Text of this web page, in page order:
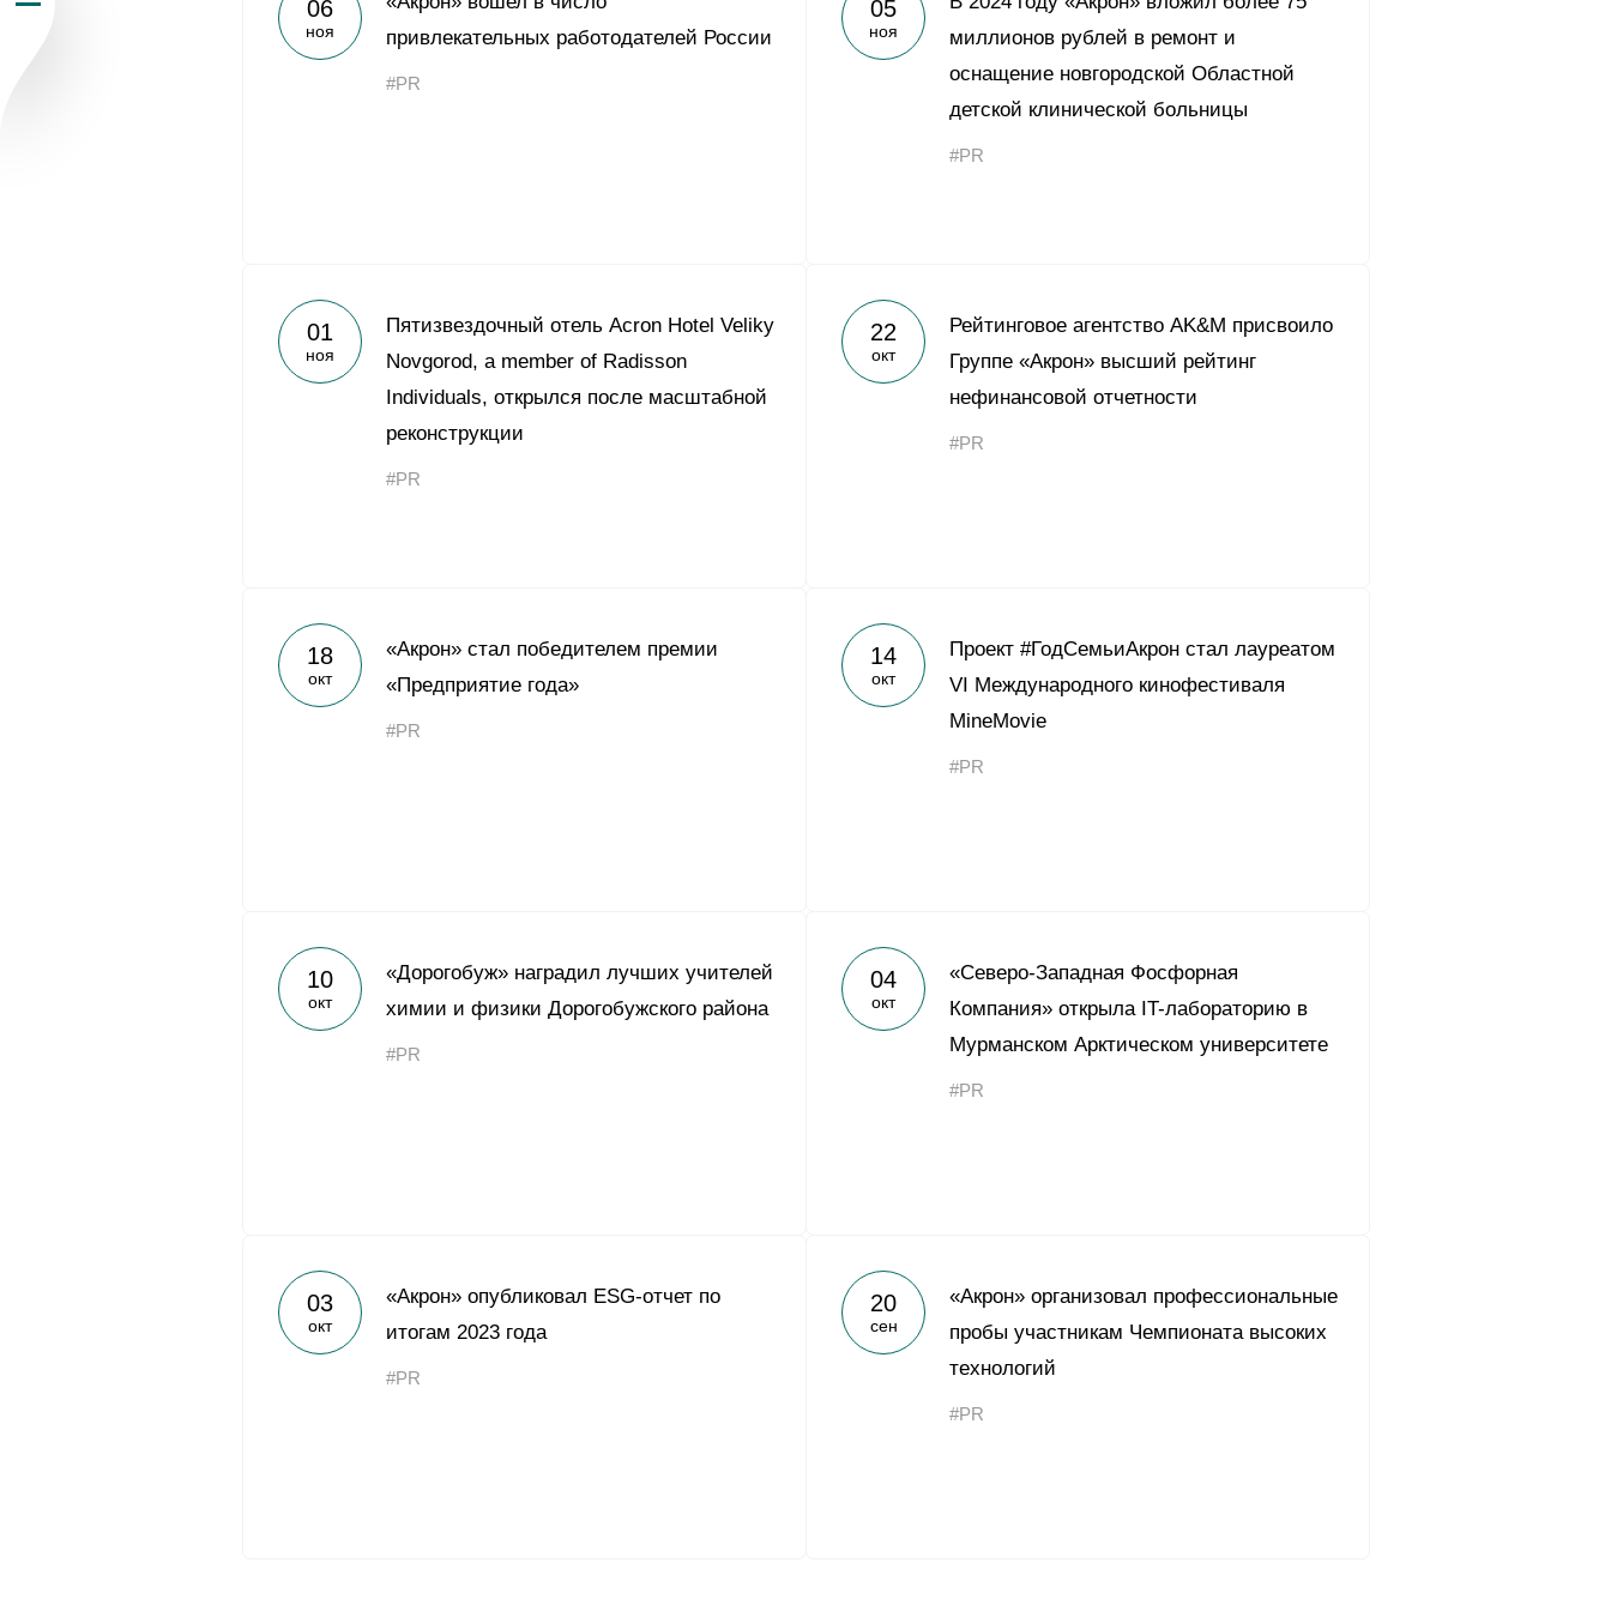
Yong Sheng Feng
Acron Argentina S.R.L
Acron Brasil Ltda.
ООО «Плодородие»
Пресс-центр
06
ноя
привлекательных работодателей России
#PR
05
ноя
миллионов рублей в ремонт и
оснащение новгородской Областной
детской клинической больницы
#PR
01
ноя
Пятизвездочный отель Acron Hotel Veliky
Novgorod, a member of Radisson
Individuals, открылся после масштабной
реконструкции
#PR
22
окт
Рейтинговое агентство AK&M присвоило
Группе «Акрон» высший рейтинг
нефинансовой отчетности
#PR
18
окт
«Акрон» стал победителем премии
«Предприятие года»
#PR
14
окт
Проект #ГодСемьиАкрон стал лауреатом
VI Международного кинофестиваля
MineMovie
#PR
10
окт
«Дорогобуж» наградил лучших учителей
химии и физики Дорогобужского района
#PR
04
окт
«Северо-Западная Фосфорная
Компания» открыла IT-лабораторию в
Мурманском Арктическом университете
#PR
03
окт
«Акрон» опубликовал ESG-отчет по
итогам 2023 года
#PR
20
сен
«Акрон» организовал профессиональные
пробы участникам Чемпионата высоких
технологий
#PR